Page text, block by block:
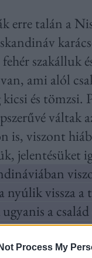
Process My
erre talán a
szakálluk
ami alól
és tömzsi.
váltak
is, viszont
jelentésüket
nyúlik vissza a
a
otthon